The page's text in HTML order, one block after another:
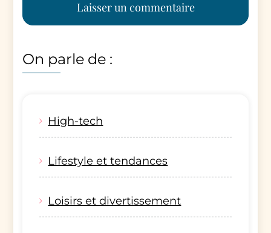
On parle de :
High-tech
Lifestyle et tendances
Loisirs et divertissement